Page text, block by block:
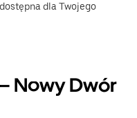
dla Twojego
Nowy Dwór